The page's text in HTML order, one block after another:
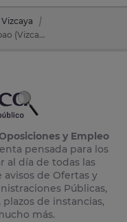
Oposiciones de Personal de Oficios en Bilbao (Vizcaya)
y Empleo
pensada para los
al día de todas las
avisos de Ofertas y
Públicas,
de instancias,
más.